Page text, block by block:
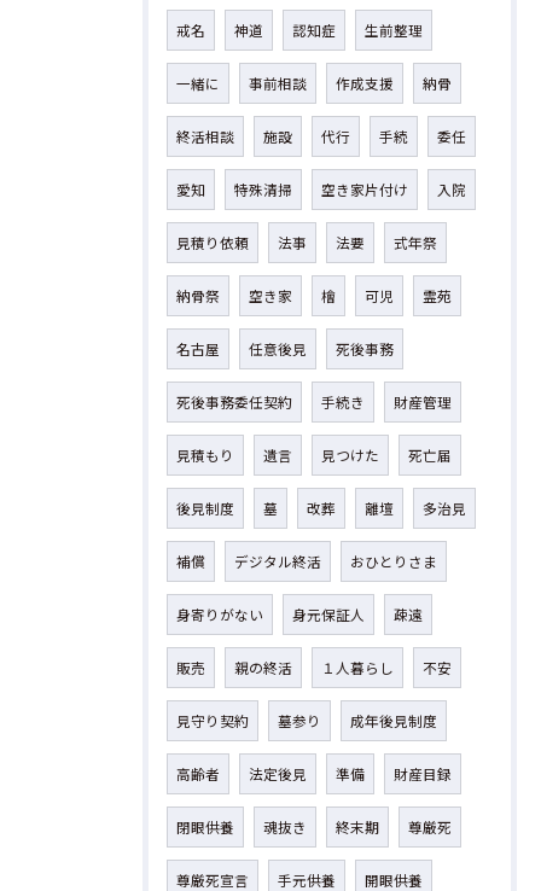
戒名 神道 認知症 生前整理
一緒に 事前相談 作成支援 納骨
終活相談 施設 代行 手続 委任
愛知 特殊清掃 空き家片付け 入院
見積り依頼 法事 法要 式年祭
納骨祭 空き家 檜 可児 霊苑
名古屋 任意後見 死後事務
死後事務委任契約 手続き 財産管理
見積もり 遺言 見つけた 死亡届
後見制度 墓 改葬 離壇 多治見
補償 デジタル終活 おひとりさま
身寄りがない 身元保証人 疎遠
販売 親の終活 １人暮らし 不安
見守り契約 墓参り 成年後見制度
高齢者 法定後見 準備 財産目録
閉眼供養 魂抜き 終末期 尊厳死
尊厳死宣言 手元供養 開眼供養